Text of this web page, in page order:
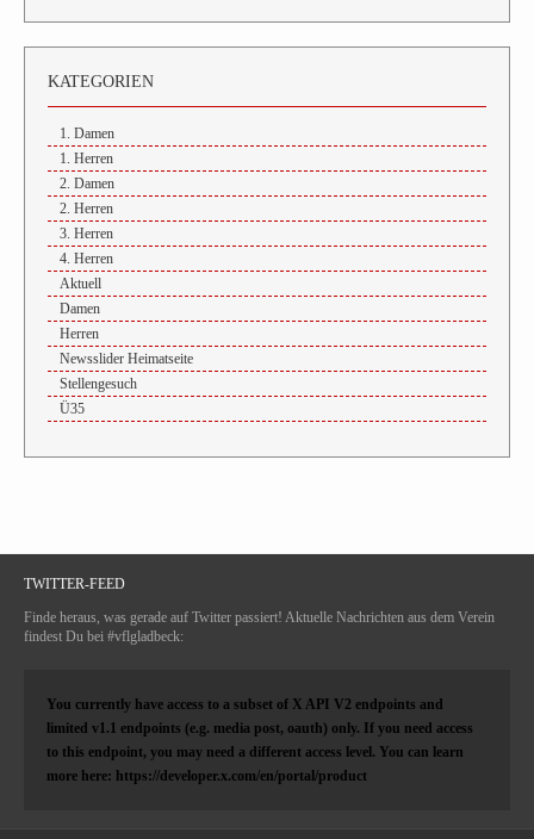
KATEGORIEN
1. Damen
1. Herren
2. Damen
2. Herren
3. Herren
4. Herren
Aktuell
Damen
Herren
Newsslider Heimatseite
Stellengesuch
Ü35
TWITTER-FEED
Finde heraus, was gerade auf Twitter passiert! Aktuelle Nachrichten aus dem Verein
findest Du bei #vflgladbeck:
You currently have access to a subset of X API V2 endpoints and
limited v1.1 endpoints (e.g. media post, oauth) only. If you need access
to this endpoint, you may need a different access level. You can learn
more here: https://developer.x.com/en/portal/product